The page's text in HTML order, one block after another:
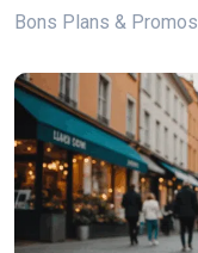
Bons Plans & Promos